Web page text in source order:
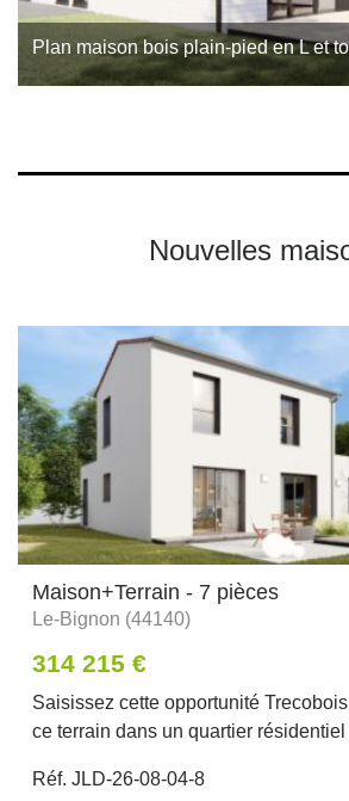
Plan maison bois plain-pied en L et
constructeur de maisons bois…
Nouvelles
Maison+Terrain - 7 pièces
Le-Bignon (44140)
314 215 €
Saisissez cette opportunité
ce terrain dans un quartier résidentiel
Réf. JLD-26-08-04-8